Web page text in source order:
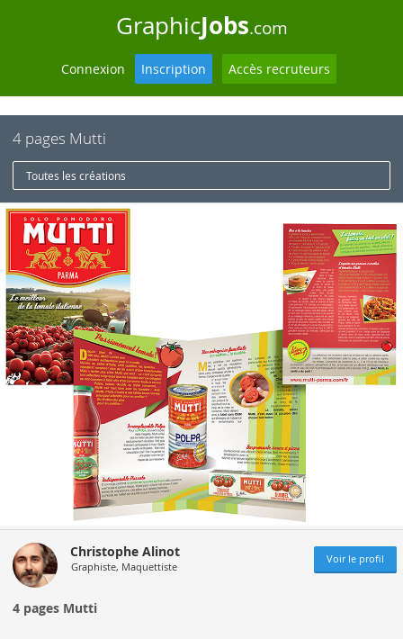
GraphicJobs.com
Connexion Inscription Accès recruteurs
4 pages Mutti
Toutes les créations
Christophe Alinot
Graphiste, Maquettiste
Voir le profil
4 pages Mutti